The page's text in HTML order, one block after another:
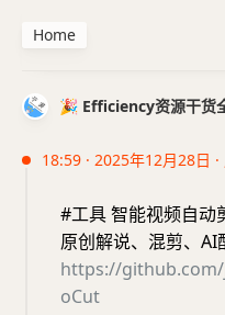
🎉 Efficiency资源干货
18:59 · 2025年12月28日 ·
#工具 智能视频自动
原创解说、混剪、AI
https://github.com/
oCut
Home